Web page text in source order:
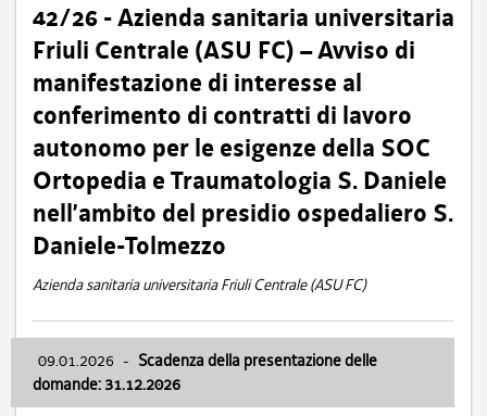
42/26 - Azienda sanitaria universitaria
Friuli Centrale (ASU FC) – Avviso di
manifestazione di interesse al
conferimento di contratti di lavoro
autonomo per le esigenze della SOC
Ortopedia e Traumatologia S. Daniele
nell’ambito del presidio ospedaliero S.
Daniele-Tolmezzo
Azienda sanitaria universitaria Friuli Centrale (ASU FC)
09.01.2026 - Scadenza della presentazione delle
domande: 31.12.2026